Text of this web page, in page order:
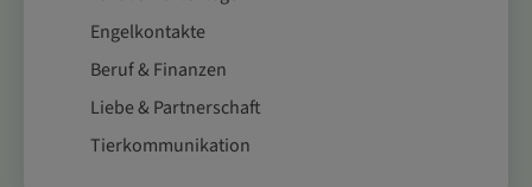
Engelkontakte
Beruf & Finanzen
Liebe & Partnerschaft
Tierkommunikation